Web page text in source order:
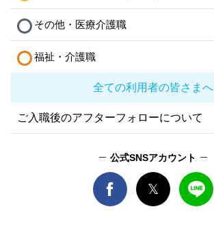
その他・医療介護職
福祉・介護職
全ての利用者の皆さまへ
ご入職後のアフターフォローについて
公式SNSアカウント